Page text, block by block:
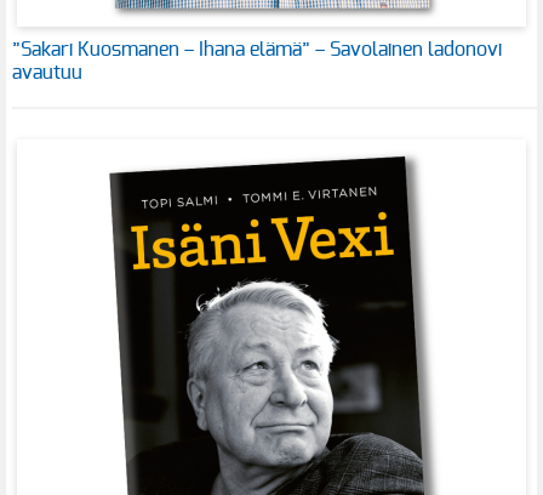
”Sakari Kuosmanen – Ihana elämä” – Savolainen ladonovi
avautuu